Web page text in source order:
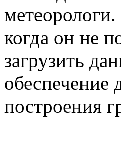
когда он не
загрузить
обеспечение
построения